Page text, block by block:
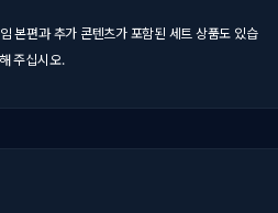
본편과 추가 콘텐츠가 포함된 세트 상품도 있습
주십시오.